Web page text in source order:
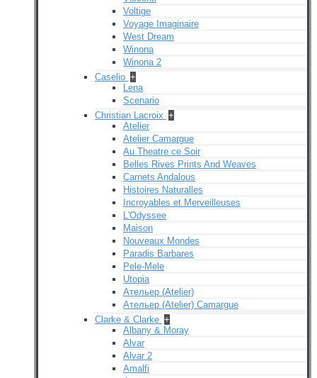
Voltige
Voyage Imaginaire
West Dream
Winona
Winona 2
Caselio +
Lena
Scenario
Christian Lacroix +
Atelier
Atelier Camargue
Au Theatre ce Soir
Belles Rives Prints And Weaves
Carnets Andalous
Histoires Naturalles
Incroyables et Merveilleuses
L'Odyssee
Maison
Nouveaux Mondes
Paradis Barbares
Pele-Mele
Utopia
Ательер (Atelier)
Ательер (Atelier) Camargue
Clarke & Clarke +
Albany & Moray
Alvar
Alvar 2
Amalfi